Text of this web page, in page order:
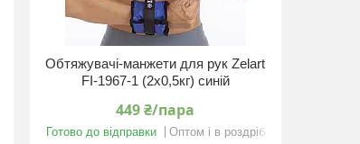
Обтяжувачі-манжети для рук Zelart
FI-1967-1 (2x0,5кг) синій
449 ₴/пара
Готово до відправки Оптом і в роздріб